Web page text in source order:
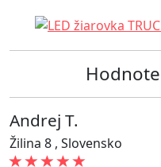
Andrej T.
Žilina 8 , Slovensko